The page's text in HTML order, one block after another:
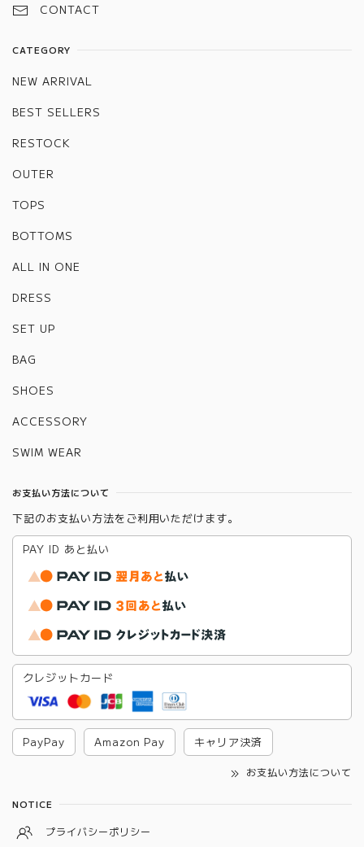
CONTACT
CATEGORY
NEW ARRIVAL
BEST SELLERS
RESTOCK
OUTER
TOPS
BOTTOMS
ALL IN ONE
DRESS
SET UP
BAG
SHOES
ACCESSORY
SWIM WEAR
お支払い方法について
下記のお支払い方法をご利用いただけます。
PAY ID あと払い
クレジットカード
PayPay Amazon Pay キャリア決済
お支払い方法について
NOTICE
プライバシーポリシー